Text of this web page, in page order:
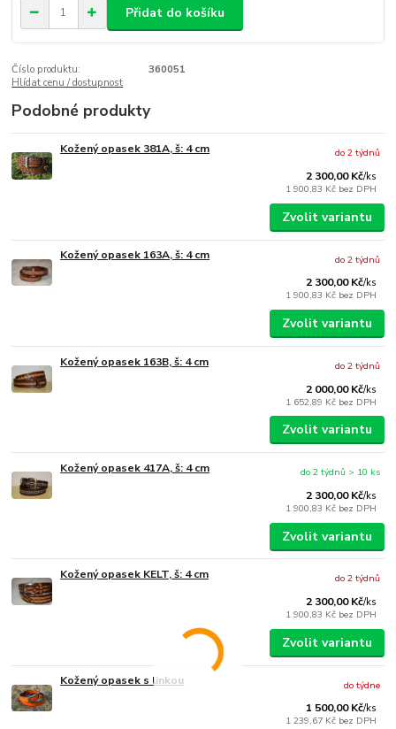
Přidat do košíku
Číslo produktu:
360051
Hlídat cenu / dostupnost
Podobné produkty
Kožený opasek 381A, š: 4 cm
2 300,00 Kč/ks
1 900,83 Kč bez DPH
do 2 týdnů
Zvolit variantu
Kožený opasek 163A, š: 4 cm
2 300,00 Kč/ks
1 900,83 Kč bez DPH
do 2 týdnů
Zvolit variantu
Kožený opasek 163B, š: 4 cm
2 000,00 Kč/ks
1 652,89 Kč bez DPH
do 2 týdnů
Zvolit variantu
Kožený opasek 417A, š: 4 cm
2 300,00 Kč/ks
1 900,83 Kč bez DPH
do 2 týdnů > 10 ks
Zvolit variantu
Kožený opasek KELT, š: 4 cm
2 300,00 Kč/ks
1 900,83 Kč bez DPH
do 2 týdnů
Zvolit variantu
Kožený opasek s linkou
1 500,00 Kč/ks
1 239,67 Kč bez DPH
do týdne